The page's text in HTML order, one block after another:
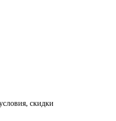
скидки